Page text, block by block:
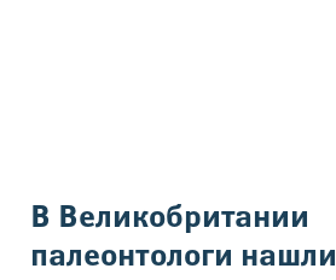
Вы здесь
В Великобритании
палеонтологи нашли